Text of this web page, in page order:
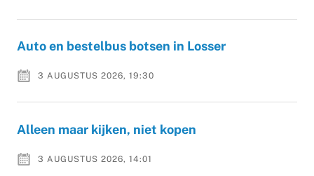
Auto en bestelbus botsen in Losser
3 AUGUSTUS 2026, 19:30
Alleen maar kijken, niet kopen
3 AUGUSTUS 2026, 14:01